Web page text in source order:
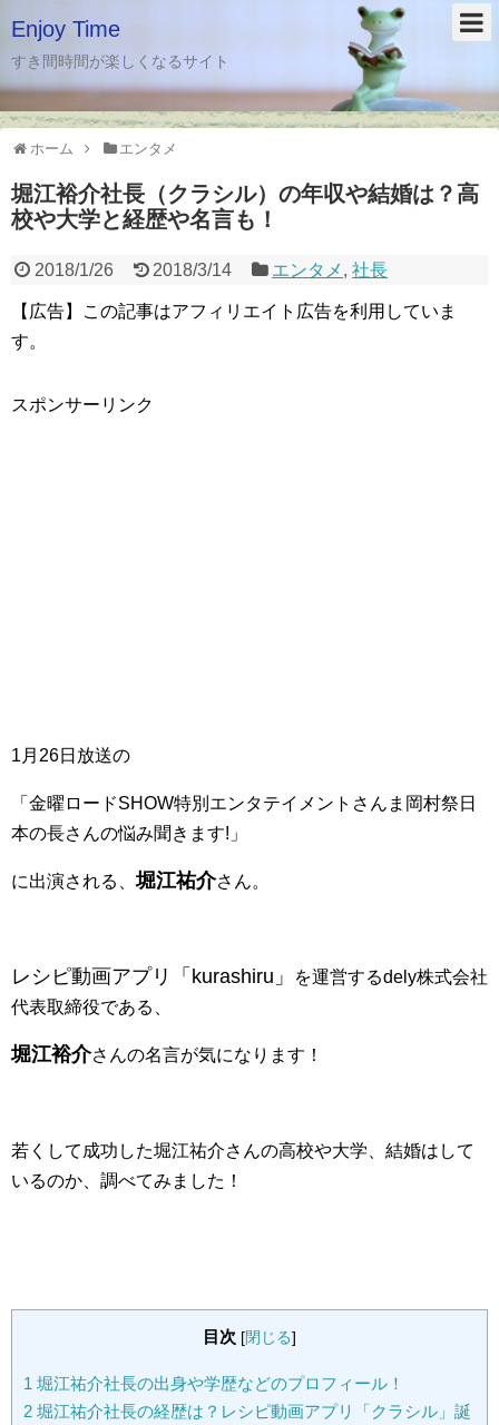
Enjoy Time
すき間時間が楽しくなるサイト
ホーム エンタメ
堀江裕介社長（クラシル）の年収や結婚は？高
校や大学と経歴や名言も！
2018/1/26 2018/3/14 エンタメ ,社長
【広告】この記事はアフィリエイト広告を利用していま
す。
スポンサーリンク
1月26日放送の
「金曜ロードSHOW特別エンタテイメントさんま岡村祭日
本の長さんの悩み聞きます!」
に出演される、堀江祐介さん。
レシピ動画アプリ「kurashiru」
を運営するdely株式会社
代表取締役である、
堀江裕介さんの名言が気になります！
若くして成功した堀江祐介さんの高校や大学、結婚はして
いるのか、調べてみました！
目次 [閉じる]
1 堀江祐介社長の出身や学歴などのプロフィール！
2 堀江祐介社長の経歴は？レシピ動画アプリ「クラシル」誕